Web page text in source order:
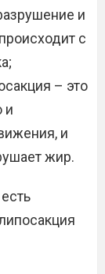
и
с
– это
и
и
жир.